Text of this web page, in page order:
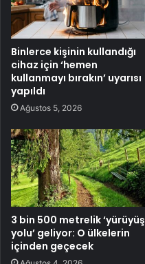
Binlerce kişinin kullandığı
cihaz için ‘hemen
kullanmayı bırakın’ uyarısı
yapıldı
Ağustos 5, 2026
3 bin 500 metrelik ‘yürüyüş
yolu’ geliyor: O ülkelerin
içinden geçecek